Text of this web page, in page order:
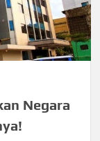
Negara